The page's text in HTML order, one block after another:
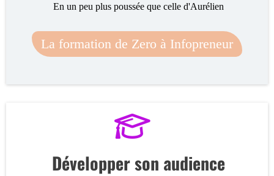
En un peu plus poussée que celle d'Aurélien
La formation de Zero à Infopreneur
Développer son audience